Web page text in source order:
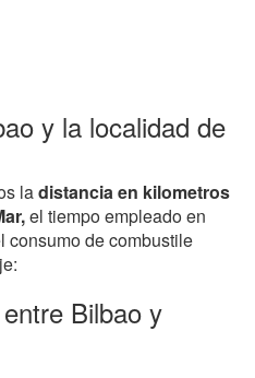
y la localidad de
ladistancia en kilometros
el tiempo empleado en
consumo de combustile
Bilbao y